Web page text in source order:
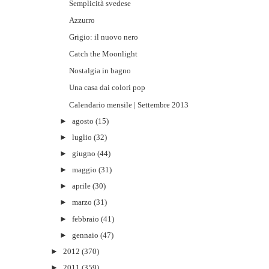
Semplicità svedese
Azzurro
Grigio: il nuovo nero
Catch the Moonlight
Nostalgia in bagno
Una casa dai colori pop
Calendario mensile | Settembre 2013
►agosto (15)
►luglio (32)
►giugno (44)
►maggio (31)
►aprile (30)
►marzo (31)
►febbraio (41)
►gennaio (47)
► 2012 (370)